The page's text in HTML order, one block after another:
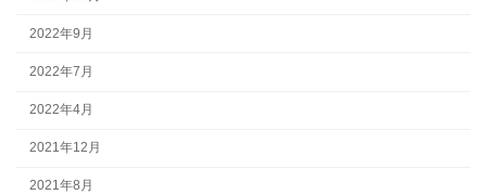
2022年9月
2022年7月
2022年4月
2021年12月
2021年8月